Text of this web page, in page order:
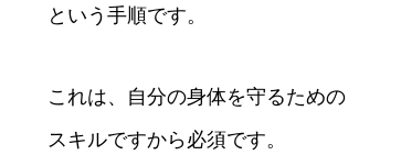
という手順です。
これは、自分の身体を守るための
スキルですから必須です。